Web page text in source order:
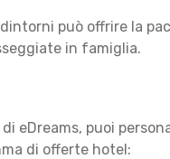
può offrire la
in famiglia.
eDreams, puoi
di offerte hotel: